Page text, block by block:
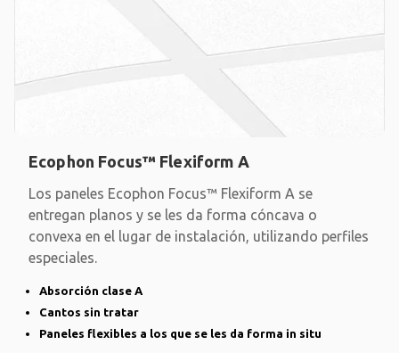
Ecophon Focus™ Flexiform A
Los paneles Ecophon Focus™ Flexiform A se
entregan planos y se les da forma cóncava o
convexa en el lugar de instalación, utilizando perfiles
especiales.
Absorción clase A
Cantos sin tratar
Paneles flexibles a los que se les da forma in situ